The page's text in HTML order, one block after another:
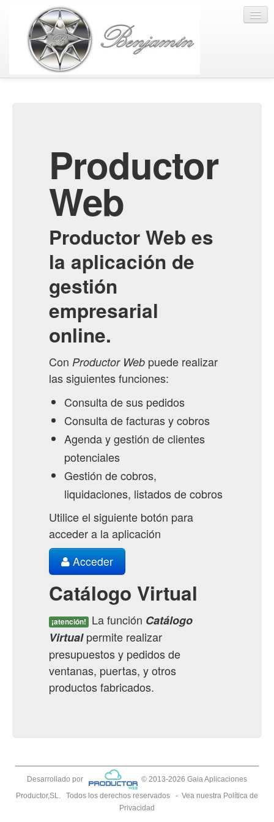
Productor
Web
Productor Web es
la aplicación de
gestión
empresarial
online.
Con Productor Web puede realizar
las siguientes funciones:
Consulta de sus pedidos
Consulta de facturas y cobros
Agenda y gestión de clientes
potenciales
Gestión de cobros,
liquidaciones, listados de cobros
Utilice el siguiente botón para
acceder a la aplicación
Acceder
Catálogo Virtual
¡atención! La función Catálogo
Virtualpermite realizar
presupuestos y pedidos de
ventanas, puertas, y otros
productos fabricados.
Desarrollado por
© 2013-2026 Gaia Aplicaciones
Productor,SL. Todos los derechos reservados - Vea nuestra Política de
Privacidad